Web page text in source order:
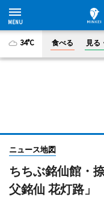
34°C 食べる 見る
ニュース地図
ちちぶ銘仙館・
父銘仙 花灯路」